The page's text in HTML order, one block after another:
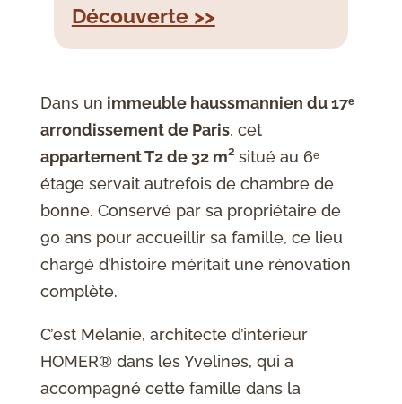
Découverte >>
Dans un immeuble haussmannien du 17ᵉ
arrondissement de Paris, cet
appartement T2 de 32 m²situé au 6ᵉ
étage servait autrefois de chambre de
bonne. Conservé par sa propriétaire de
90 ans pour accueillir sa famille, ce lieu
chargé d’histoire méritait une rénovation
complète.
C’est Mélanie, architecte d’intérieur
HOMER® dans les Yvelines, qui a
accompagné cette famille dans la